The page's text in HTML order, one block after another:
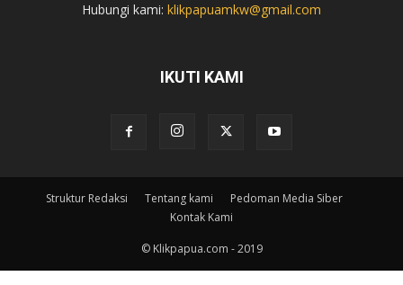
Hubungi kami: klikpapuamkw@gmail.com
IKUTI KAMI
Struktur Redaksi Tentang kami
Pedoman Media Siber
Kontak Kami
© Klikpapua.com - 2019